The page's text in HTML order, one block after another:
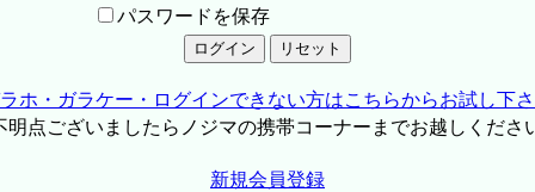
パスワードを保存
ホ・ガラケー・ログインできない方はこちらからお試し下
点ございましたらノジマの携帯コーナーまでお越しくださ
新規会員登録